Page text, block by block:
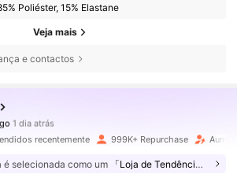
Poliéster, 15% Elastane
Veja mais
e contactos
Seguidores
1 dia atrás
Seguidores
recentemente 999K+ Repurchase
é selecionada como um 「Loja de Tendências」